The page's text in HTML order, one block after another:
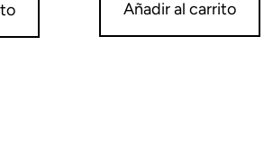
Añadir al carrito